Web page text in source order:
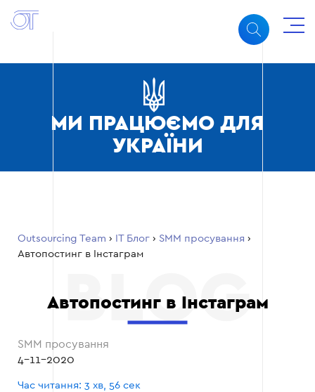
МИ ПРАЦЮЄМО ДЛЯ
УКРАЇНИ
Outsourcing Team › ІТ Блог › SMM просування ›
Автопостинг в Інстаграм
Автопостинг в Інстаграм
SMM просування
4-11-2020
Час читання: 3 хв, 56 сек